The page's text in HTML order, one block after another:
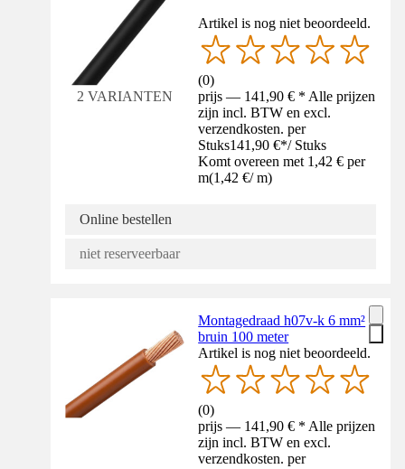
2 VARIANTEN
Artikel is nog niet beoordeeld.
(0)
prijs — 141,90 € * Alle prijzen
zijn incl. BTW en excl.
verzendkosten. per
Stuks141,90 €*/ Stuks
Komt overeen met 1,42 € per
m(1,42 €/ m)
Online bestellen
niet reserveerbaar
Montagedraad h07v-k 6 mm²
bruin 100 meter
Artikel is nog niet beoordeeld.
(0)
prijs — 141,90 € * Alle prijzen
zijn incl. BTW en excl.
verzendkosten. per